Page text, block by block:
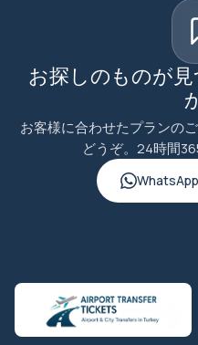
お探しのものが
お客様に合わせたプランの
どうぞ。24時間